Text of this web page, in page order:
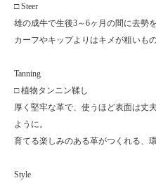
□ Steer
雄の成牛で生後3～6ヶ月の間に去勢
カーフやキップよりはキメが粗いも
Tanning
□ 植物タンニン鞣し
厚く堅牢な革で、使うほど表面は丈
ように。
育てる楽しみのある革がつくれる、
Style